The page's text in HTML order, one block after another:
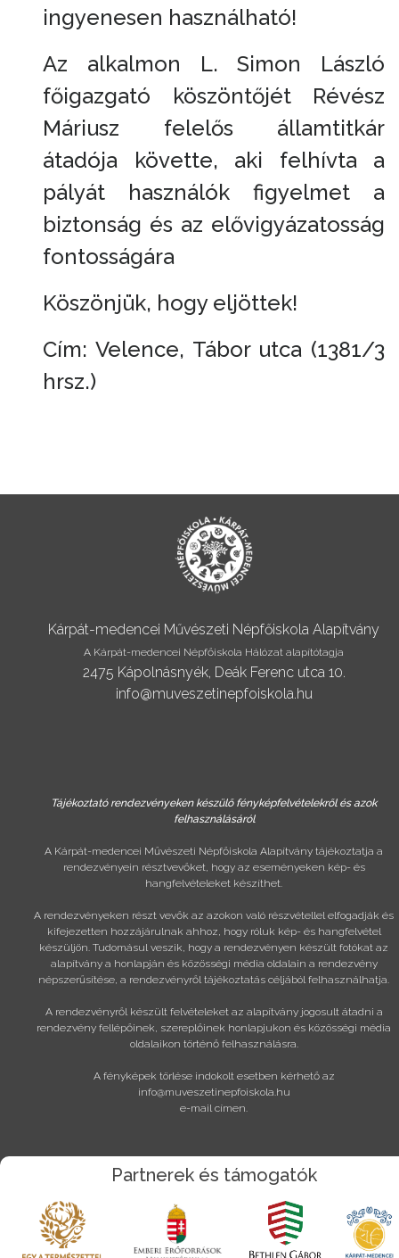
ingyenesen használható!
Az alkalmon L. Simon László
főigazgató köszöntőjét Révész
Máriusz felelős államtitkár
átadója követte, aki felhívta a
pályát használók figyelmet a
biztonság és az elővigyázatosság
fontosságára
Köszönjük, hogy eljöttek!
Cím: Velence, Tábor utca (1381/3
hrsz.)
Kárpát-medencei Művészeti Népfőiskola Alapítvány
A Kárpát-medencei Népfőiskola Hálózat alapítótagja
2475 Kápolnásnyék, Deák Ferenc utca 10.
info@muveszetinepfoiskola.hu
Tájékoztató rendezvényeken készülő fényképfelvételekről és azok
felhasználásáról
A Kárpát-medencei Művészeti Népfőiskola Alapítvány tájékoztatja a
rendezvényein résztvevőket, hogy az eseményeken kép- és
hangfelvételeket készíthet.
A rendezvényeken részt vevők az azokon való részvétellel elfogadják és
kifejezetten hozzájárulnak ahhoz, hogy róluk kép- és hangfelvétel
készüljön. Tudomásul veszik, hogy a rendezvényen készült fotókat az
alapítvány a honlapján és közösségi média oldalain a rendezvény
népszerűsítése, a rendezvényről tájékoztatás céljából felhasználhatja.
A rendezvényről készült felvételeket az alapítvány jogosult átadni a
rendezvény fellépőinek, szereplőinek honlapjukon és közösségi média
oldalaikon történő felhasználásra.
A fényképek törlése indokolt esetben kérhető az
info@muveszetinepfoiskola.hu
e-mail címen.
Partnerek és támogatók